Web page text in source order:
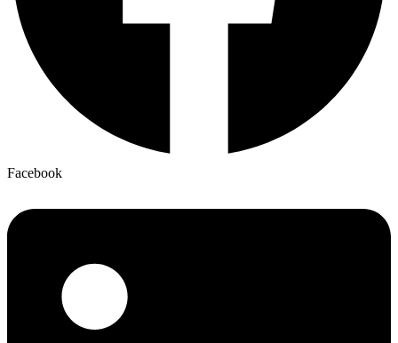
Facebook